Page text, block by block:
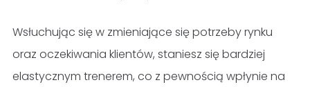
Wsłuchując się w zmieniające się potrzeby rynku
oraz oczekiwania klientów, staniesz się bardziej
elastycznym trenerem, co z pewnością wpłynie na